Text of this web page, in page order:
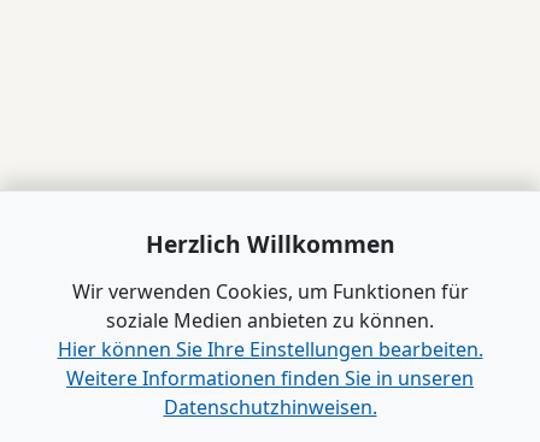
Herzlich Willkommen
Wir verwenden Cookies, um Funktionen für
soziale Medien anbieten zu können.
Hier können Sie Ihre Einstellungen bearbeiten.
Weitere Informationen finden Sie in unseren
Datenschutzhinweisen.